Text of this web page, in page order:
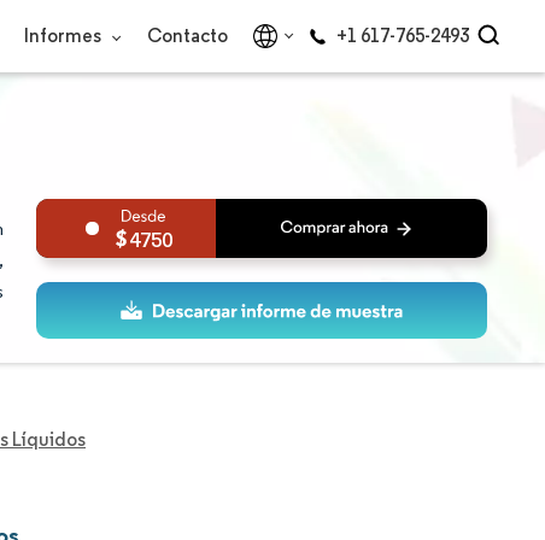
Informes Contacto +1 617-765-2493
4750
Líquidos